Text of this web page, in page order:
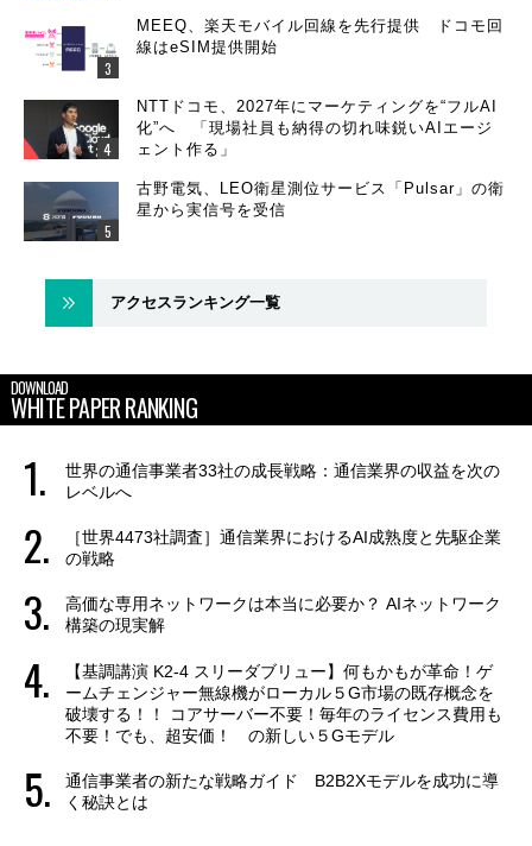
MEEQ、楽天モバイル回線を先行提供 ドコモ回
線はeSIM提供開始
NTTドコモ、2027年にマーケティングを“フルAI
化”へ 「現場社員も納得の切れ味鋭いAIエージ
ェント作る」
古野電気、LEO衛星測位サービス「Pulsar」の衛
星から実信号を受信
アクセスランキング一覧
DOWNLOAD
WHITE PAPER RANKING
世界の通信事業者33社の成長戦略：通信業界の収益を次の
レベルへ
［世界4473社調査］通信業界におけるAI成熟度と先駆企業
の戦略
高価な専用ネットワークは本当に必要か？ AIネットワーク
構築の現実解
【基調講演 K2-4 スリーダブリュー】何もかもが革命！ゲ
ームチェンジャー無線機がローカル５G市場の既存概念を
破壊する！！ コアサーバー不要！毎年のライセンス費用も
不要！でも、超安価！ の新しい５Gモデル
通信事業者の新たな戦略ガイド B2B2Xモデルを成功に導
く秘訣とは